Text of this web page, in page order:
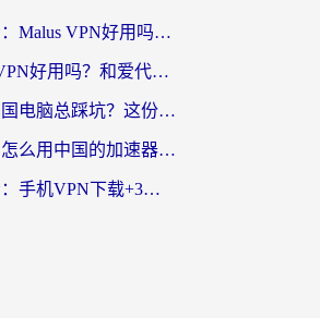
海外党必看：Malus VPN好用吗？和迅猛兔VPN对比哪个回国效果更好？附真实体验与避坑指南
Quickback VPN好用吗？和爱代理VPN对比哪个回国效果更好？
海外翻墙回国电脑总踩坑？这份实测指南帮你选对加速器（附ChickCNinitapMalus对比）
人在韩国，怎么用中国的加速器刷剧打游戏？这份真实体验指南给你答案
海外党必看：手机VPN下载+3步选对回国加速器，无缝刷国内资源不再愁